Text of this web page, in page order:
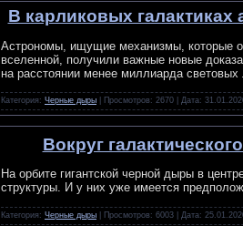
В карликовых
Астрономы, ищущие механизмы, которые
вселенной, получили важные новые
на расстоянии менее миллиарда световых
Категория: Черные дыры | Просмотров: 2670 | Дата:
Вокруг
На орбите гигантской черной дыры в
структуры. И у них уже имеется
Категория: Черные дыры | Просмотров: 6003 | Дата: